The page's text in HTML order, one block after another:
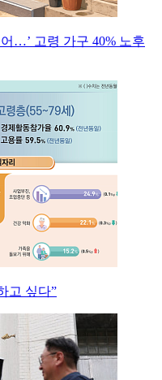
…’ 고령 가구 40% 노후
고 싶다”